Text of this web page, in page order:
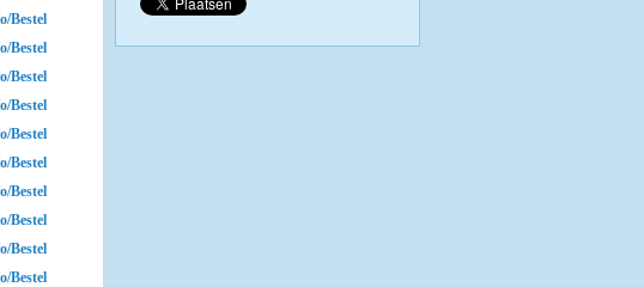
Bestel
Bestel
Bestel
Bestel
Bestel
Bestel
Bestel
Bestel
Bestel
Bestel